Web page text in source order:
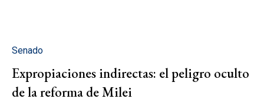
Senado
Expropiaciones indirectas: el peligro oculto
de la reforma de Milei